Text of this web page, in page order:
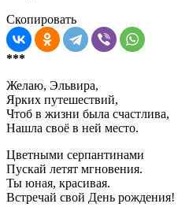
Скопировать
***
Желаю, Эльвира,
Ярких путешествий,
Чтоб в жизни была счастлива,
Нашла своё в ней место.
Цветными серпантинами
Пускай летят мгновения.
Ты юная, красивая.
Встречай свой День рождения!